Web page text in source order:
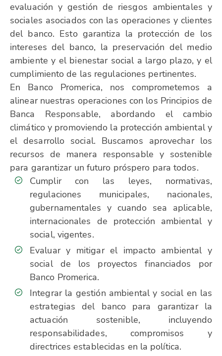
evaluación y gestión de riesgos ambientales y
sociales asociados con las operaciones y clientes
del banco. Esto garantiza la protección de los
intereses del banco, la preservación del medio
ambiente y el bienestar social a largo plazo, y el
cumplimiento de las regulaciones pertinentes.
En Banco Promerica, nos comprometemos a
alinear nuestras operaciones con los Principios de
Banca Responsable, abordando el cambio
climático y promoviendo la protección ambiental y
el desarrollo social. Buscamos aprovechar los
recursos de manera responsable y sostenible
para garantizar un futuro próspero para todos.
Cumplir con las leyes, normativas,
regulaciones municipales, nacionales,
gubernamentales y cuando sea aplicable,
internacionales de protección ambiental y
social, vigentes.
Evaluar y mitigar el impacto ambiental y
social de los proyectos financiados por
Banco Promerica.
Integrar la gestión ambiental y social en las
estrategias del banco para garantizar la
actuación sostenible, incluyendo
responsabilidades, compromisos y
directrices establecidas en la política.